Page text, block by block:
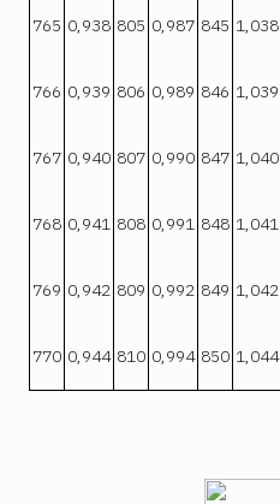
765 0,938 805 0,987 845 1,038
766 0,939 806 0,989 846 1,039
767 0,940 807 0,990 847 1,040
768 0,941 808 0,991 848 1,041
769 0,942 809 0,992 849 1,042
770 0,944 810 0,994 850 1,044